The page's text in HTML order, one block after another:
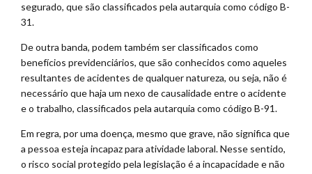
segurado, que são classificados pela autarquia como código B-
31.
De outra banda, podem também ser classificados como
benefícios previdenciários, que são conhecidos como aqueles
resultantes de acidentes de qualquer natureza, ou seja, não é
necessário que haja um nexo de causalidade entre o acidente
e o trabalho, classificados pela autarquia como código B-91.
Em regra, por uma doença, mesmo que grave, não significa que
a pessoa esteja incapaz para atividade laboral. Nesse sentido,
o risco social protegido pela legislação é a incapacidade e não